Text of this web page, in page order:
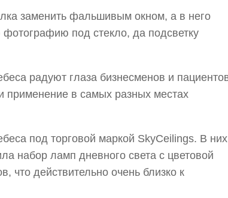
заменить фальшивым окном, а в него
фотографию под стекло, да подсветку
применение в самых разных местах
под торговой маркой SkyCeilings. В них
набор ламп дневного света с цветовой
что действительно очень близко к